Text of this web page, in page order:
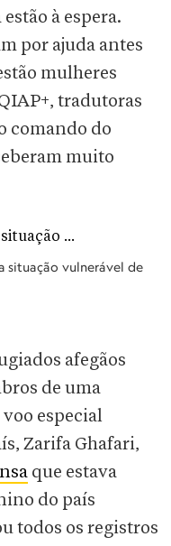
à espera.
por ajuda antes
mulheres
tradutoras
comando do
muito
situação vulnerável de
afegãos
de uma
especial
Zarifa Ghafari,
que estava
do país
todos os registros